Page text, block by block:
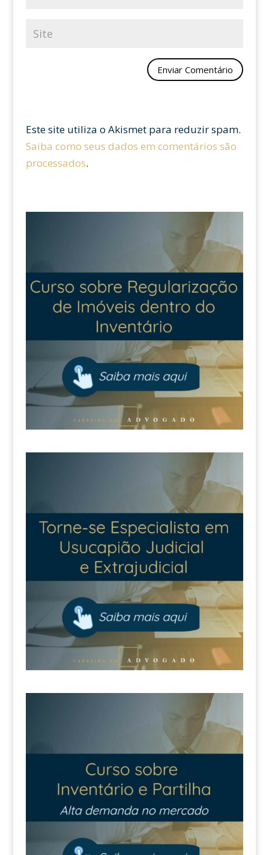
Este site utiliza o Akismet para reduzir spam.
Saiba como seus dados em comentários são
processados.